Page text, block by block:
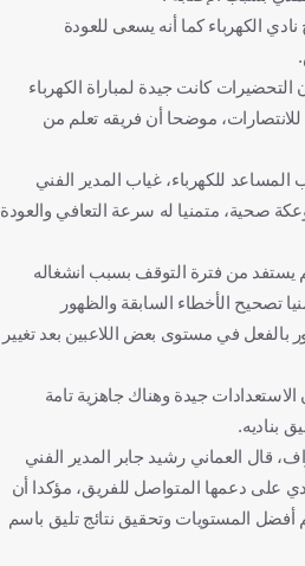
الكهرباء كما أنه يسعى للعودة
كانت جيدة لمباراة الكهرباء
للانتصارات، موضحا أن فريقه تعلم من
للكهرباء، غياب المدير الفني
صحية، متمنيا له سرعة التعافي والعودة
يستفد من فترة التوقف بسبب انشغاله
تصحيح الأخطاء السابقة والظهور
في مستوى بعض اللاعبين بعد تغيير
جيدة وهناك جاهزية تامة
بناديه.
قال العماني رشيد جابر المدير الفني
على دعمها المتواصل للفريق، مؤكدا أن
أفضل المستويات وتحقيق نتائج تليق باسم